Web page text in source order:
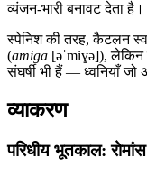
व्यंजन-भारी बनावट देता है।
स्पेनिश की तरह, कैटलन
(amiga [əˈmiɣə]),
संघर्षी भी हैं — ध्वनियाँ
व्याकरण
परिधीय भूतकाल: